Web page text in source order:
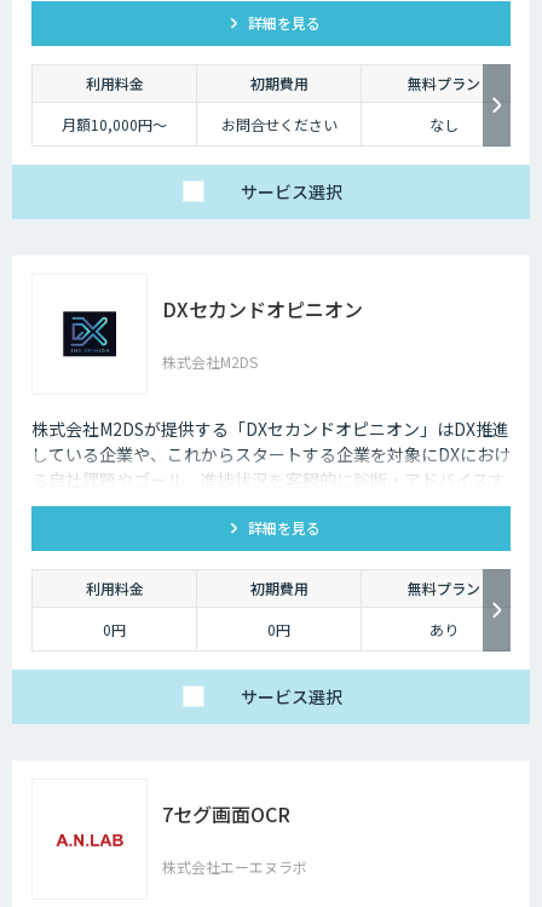
詳細を見る
利用料金 初期費用
無料プラン
月額10,000円～
お問合せください なし
サービス選択
DXセカンドオピニオン
株式会社M2DS
株式会社M2DSが提供する「DXセカンドオピニオン」はDX推進
している企業や、これからスタートする企業を対象にDXにおけ
る自社課題やゴール、進捗状況を客観的に診断・アドバイスす
るサービスです
詳細を見る
利用料金 初期費用
無料プラン
0円
0円 あり
サービス選択
7セグ画面OCR
株式会社エーエヌラボ